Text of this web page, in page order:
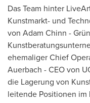
Das Team hinter
Kunstmarkt- und
von Adam Chinn -
ehemaliger Chief
Auerbach - CEOvon
die Lagerung von
leitende Positionen im